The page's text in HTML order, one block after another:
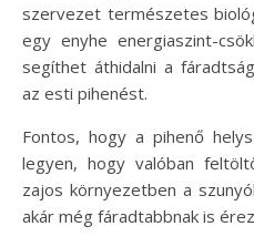
szervezet természetes
egy enyhe energiaszint-
segíthet áthidalni a
az esti pihenést.
Fontos, hogy a pihenő
legyen, hogy valóban
zajos környezetben a
akár még fáradtabbnak is